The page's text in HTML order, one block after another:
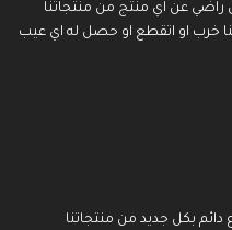
راضي عن اي منتج من منتجاتنا
خرب او اتقطع او حصل له اي عيب
دائم بكل جديد من منتجاتنا